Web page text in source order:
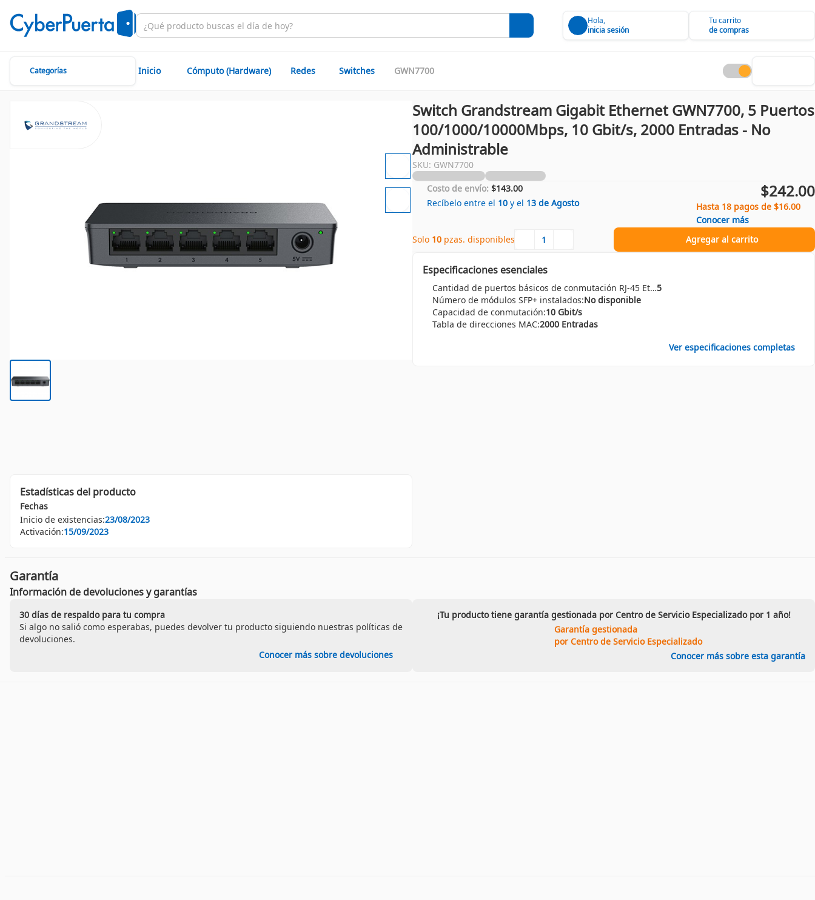
Hola,
inicia sesión
Tu carrito
de compras
Categorías Inicio Cómputo (Hardware) Redes Switches GWN7700
Estadísticas del producto
Fechas
Inicio de existencias:23/08/2023
Activación:15/09/2023
Switch Grandstream Gigabit Ethernet GWN7700, 5 Puertos
100/1000/10000Mbps, 10 Gbit/s, 2000 Entradas - No
Administrable
SKU: GWN7700
Costo de envío: $143.00
Recíbelo entre el 10 y el 13 de Agosto
$242.00
Hasta 18 pagos de $16.00
Conocer más
Solo 10 pzas. disponibles Agregar al carrito
Especificaciones esenciales
Cantidad de puertos básicos de conmutación RJ-45 Ethernet:5
Número de módulos SFP+ instalados:No disponible
Capacidad de conmutación:10 Gbit/s
Tabla de direcciones MAC:2000 Entradas
Ver especificaciones completas
Garantía
Información de devoluciones y garantías
30 días de respaldo para tu compra
Si algo no salió como esperabas, puedes devolver tu producto siguiendo nuestras políticas de
devoluciones.
Conocer más sobre devoluciones
¡Tu producto tiene garantía gestionada por Centro de Servicio Especializado por 1 año!
Garantía gestionada
por Centro de Servicio Especializado
Conocer más sobre esta garantía